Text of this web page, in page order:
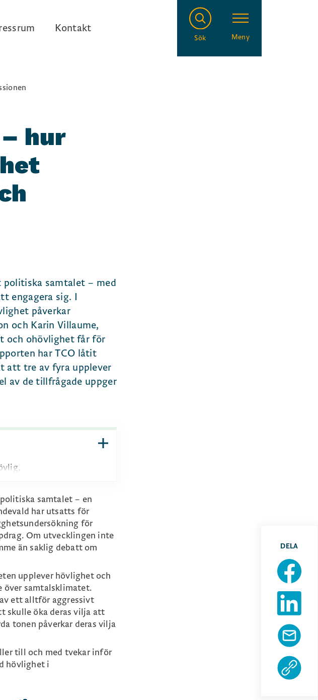
Kontakt
Sök Meny
DELA
hur
samtalet – med
engagera sig. I
påverkar
och Karin Villaume,
och ohövlighet får för
har TCO låtit
att tre av fyra upplever
av de tillfrågade uppger
grund
(54
brist
samtalet – en
har utsatts för
för
Om utvecklingen inte
än saklig debatt om
upplever hövlighet och
över samtalsklimatet.
ett alltför aggressivt
skulle öka deras vilja att
tonen påverkar deras vilja
till och med tvekar inför
hövlighet i